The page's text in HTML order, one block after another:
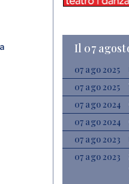
Il 07
07 ago 2025
07 ago 2025
07 ago 2024
07 ago 2024
07 ago 2023
07 ago 2023